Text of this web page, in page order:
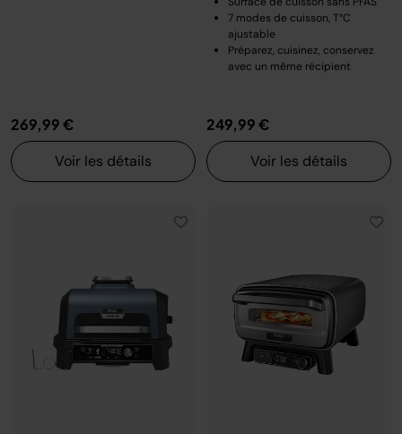
269,99 €
Voir les détails
7 modes de cuisson, T°C
ajustable
Préparez, cuisinez, conservez
avec un même récipient
249,99 €
Voir les détails